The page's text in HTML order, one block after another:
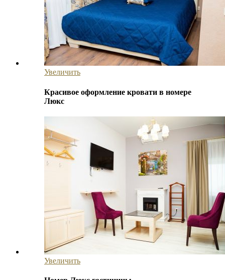
Увеличить
Красивое оформление кровати в номере
Люкс
Увеличить